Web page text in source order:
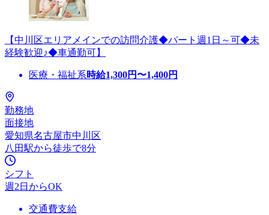
【中川区エリアメインでの訪問介護◆パート週1日～可◆未
経験歓迎♪◆車通勤可】
医療・福祉系時給1,300円〜1,400円
勤務地
面接地
愛知県名古屋市中川区
八田駅から徒歩で8分
シフト
週2日からOK
交通費支給